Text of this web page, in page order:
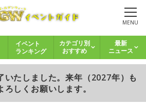
MENU
イベント
ランキング
カテゴリ別
おすすめ
最新
ニュース
いたしました。来年（2027年）も
ろしくお願いします。